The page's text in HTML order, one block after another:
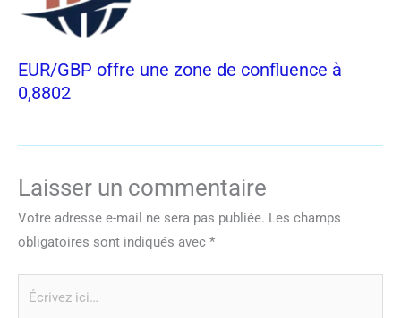
EUR/GBP offre une zone de confluence à
0,8802
Laisser un commentaire
Votre adresse e-mail ne sera pas publiée. Les champs
obligatoires sont indiqués avec *